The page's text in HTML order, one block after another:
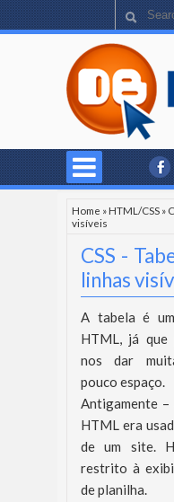
Home »HTML/CSS »
visíveis
CSS -
linhas
A tabela é
HTML, já que
nos dar
pouco espaço.
Antigamente –
HTML era
de um site.
restrito à
de planilha.